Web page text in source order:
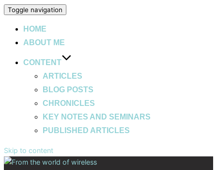
Toggle navigation
HOME
ABOUT ME
CONTENT
ARTICLES
BLOG POSTS
CHRONICLES
KEY NOTES AND SEMINARS
PUBLISHED ARTICLES
Skip to content